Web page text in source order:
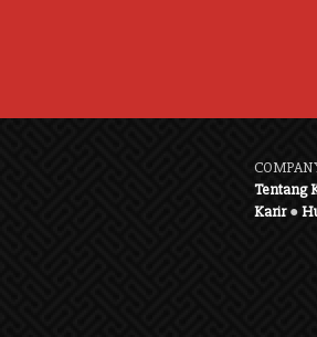
Tentang
Karir●